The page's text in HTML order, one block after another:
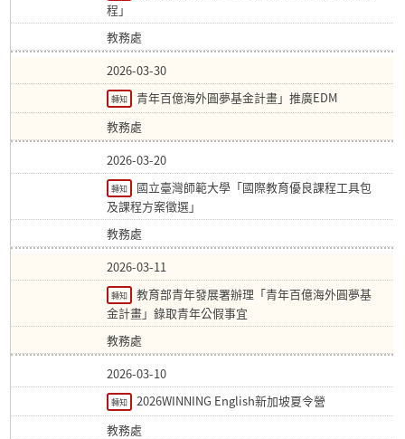
程」
教務處
2026-03-30
轉知
青年百億海外圓夢基金計畫」推廣EDM
教務處
2026-03-20
轉知
國立臺灣師範大學「國際教育優良課程工具包
及課程方案徵選」
教務處
2026-03-11
轉知
教育部青年發展署辦理「青年百億海外圓夢基
金計畫」錄取青年公假事宜
教務處
2026-03-10
轉知
2026WINNING English新加坡夏令營
教務處